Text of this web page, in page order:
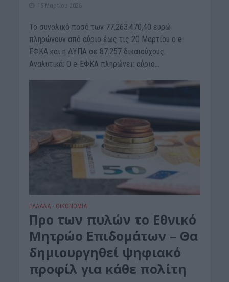
15 Μαρτίου 2026
Το συνολικό ποσό των 77.263.470,40 ευρώ
πληρώνουν από αύριο έως τις 20 Μαρτίου ο e-
ΕΦΚΑ και η ΔΥΠΑ σε 87.257 δικαιούχους.
Αναλυτικά: Ο e-ΕΦΚΑ πληρώνει: αύριο...
ΕΛΛΑΔΑ • ΟΙΚΟΝΟΜΙΑ
Προ των πυλών το Eθνικό
Mητρώο Eπιδομάτων – Θα
δημιουργηθεί ψηφιακό
προφίλ για κάθε πολίτη